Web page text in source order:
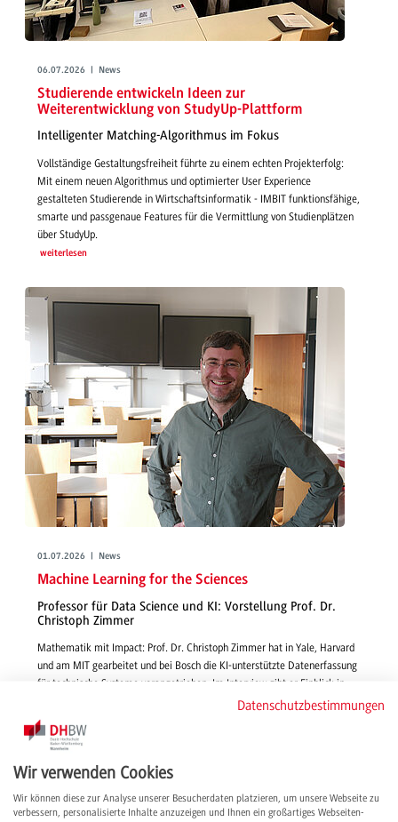
06.07.2026 | News
Studierende entwickeln Ideen zur
Weiterentwicklung von StudyUp-Plattform
Intelligenter Matching-Algorithmus im Fokus
Vollständige Gestaltungsfreiheit führte zu einem echten Projekterfolg:
Mit einem neuen Algorithmus und optimierter User Experience
gestalteten Studierende in Wirtschaftsinformatik - IMBIT funktionsfähige,
smarte und passgenaue Features für die Vermittlung von Studienplätzen
über StudyUp.
weiterlesen
01.07.2026 | News
Machine Learning for the Sciences
Professor für Data Science und KI: Vorstellung Prof. Dr.
Christoph Zimmer
Mathematik mit Impact: Prof. Dr. Christoph Zimmer hat in Yale, Harvard
und am MIT gearbeitet und bei Bosch die KI-unterstützte Datenerfassung
für technische Systeme vorangetrieben. Im Interview gibt er Einblick in
seine Lehre und Forschung, berichtet, warum er sich für die DHBW
entschieden hat und teilt seine internationalen Erfahrungen.
weiterlesen
Datenschutzbestimmungen
Wir verwenden Cookies
Wir können diese zur Analyse unserer Besucherdaten platzieren, um unsere Webseite zu
verbessern, personalisierte Inhalte anzuzeigen und Ihnen ein großartiges Webseiten-